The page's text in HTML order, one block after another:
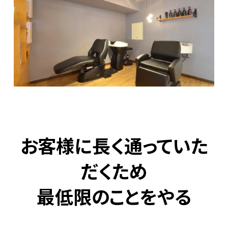
お客様に長く通っていた
だくため
最低限のことをやる